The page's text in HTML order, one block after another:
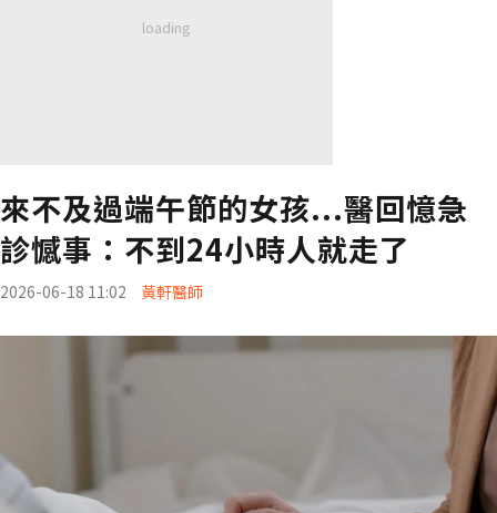
來不及過端午節的女孩...醫回憶急
診憾事：不到24小時人就走了
2026-06-18 11:02 黃軒醫師